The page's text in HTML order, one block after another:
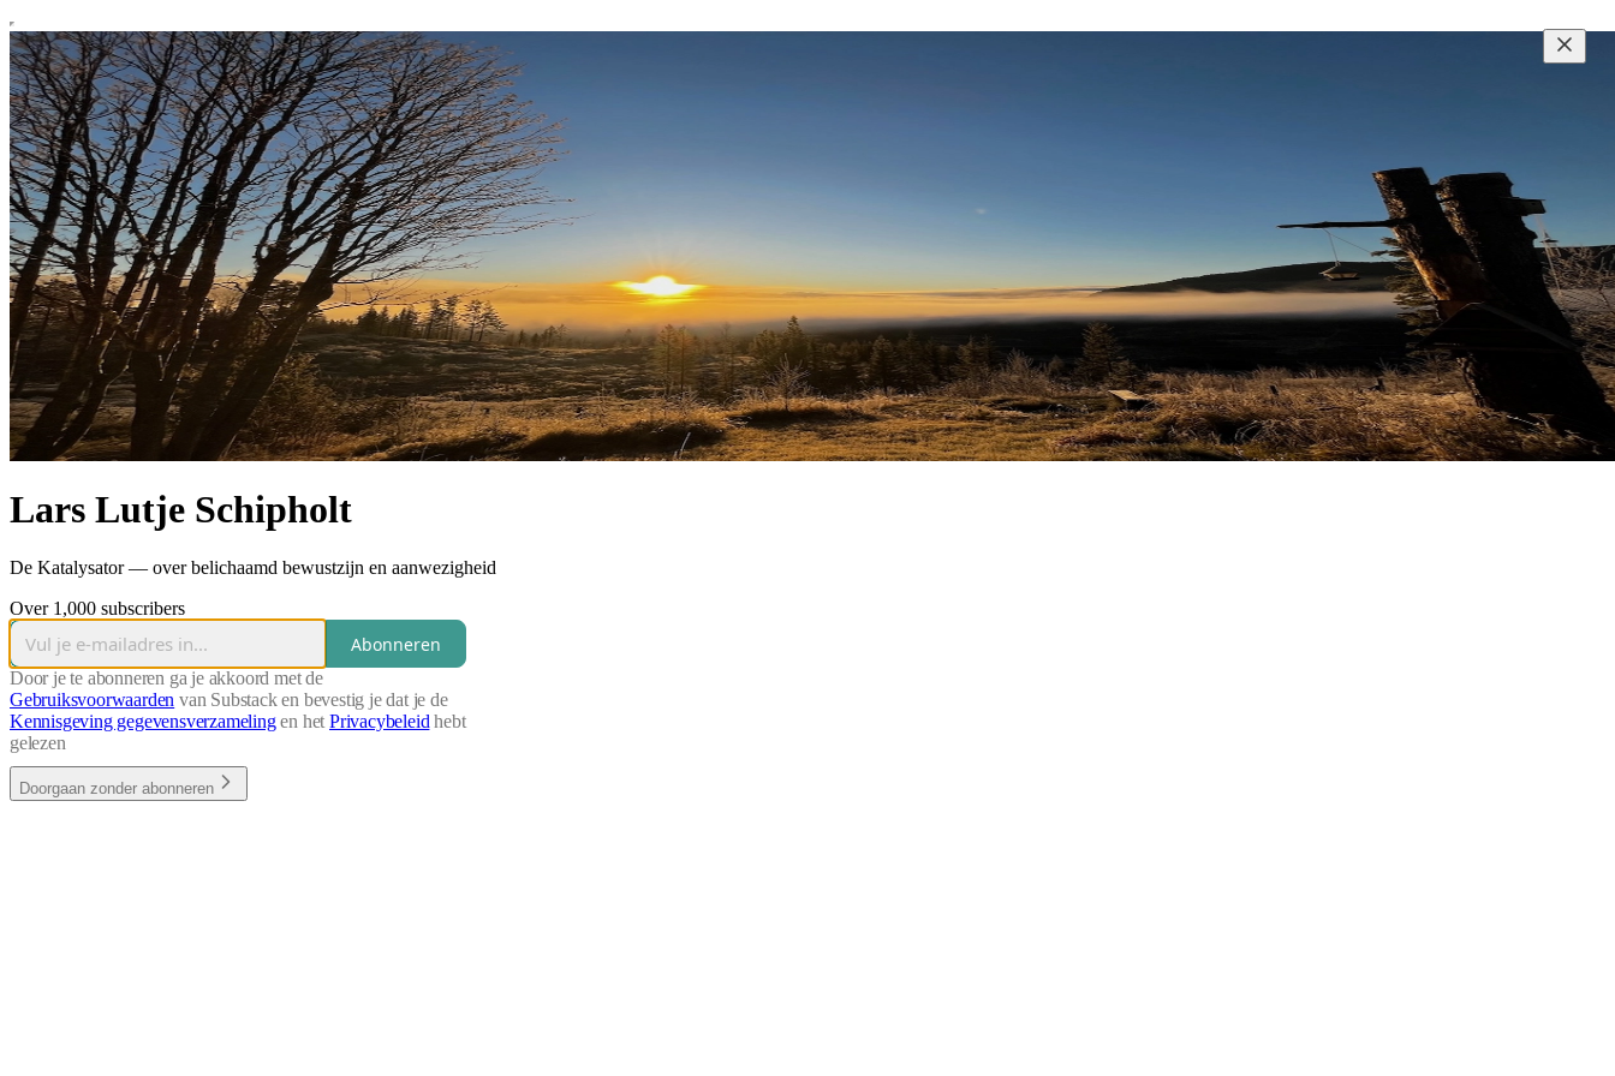
Lars Lutje Schipholt
De Katalysator — over belichaamd bewustzijn en aanwezigheid
Over 1,000 subscribers
Abonneren
Door je te abonneren ga je akkoord met de
Gebruiksvoorwaarden van Substack en bevestig je dat je de
Kennisgeving gegevensverzamelingen hetPrivacybeleid hebt
gelezen
Doorgaan zonder abonneren